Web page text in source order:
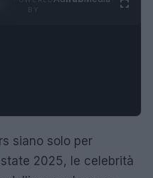
siano solo per
2025, le celebrità